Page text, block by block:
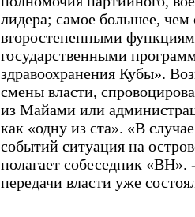
лидера; самое большее,
второстепенными
государственными
здравоохранения Кубы».
смены власти,
из Майами или
как «одну из ста». «В
событий ситуация на
полагает собеседник
передачи власти уже